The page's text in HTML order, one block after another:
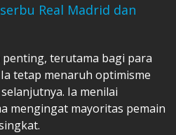
Real Madrid dan
terutama bagi para
tetap menaruh optimisme
Ia menilai
mengingat mayoritas pemain